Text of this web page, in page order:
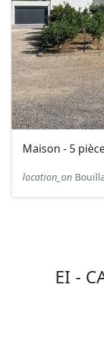
Maison - 5
location_on
EI -